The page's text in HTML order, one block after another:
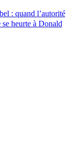
: quand l’autorité
heurte à Donald